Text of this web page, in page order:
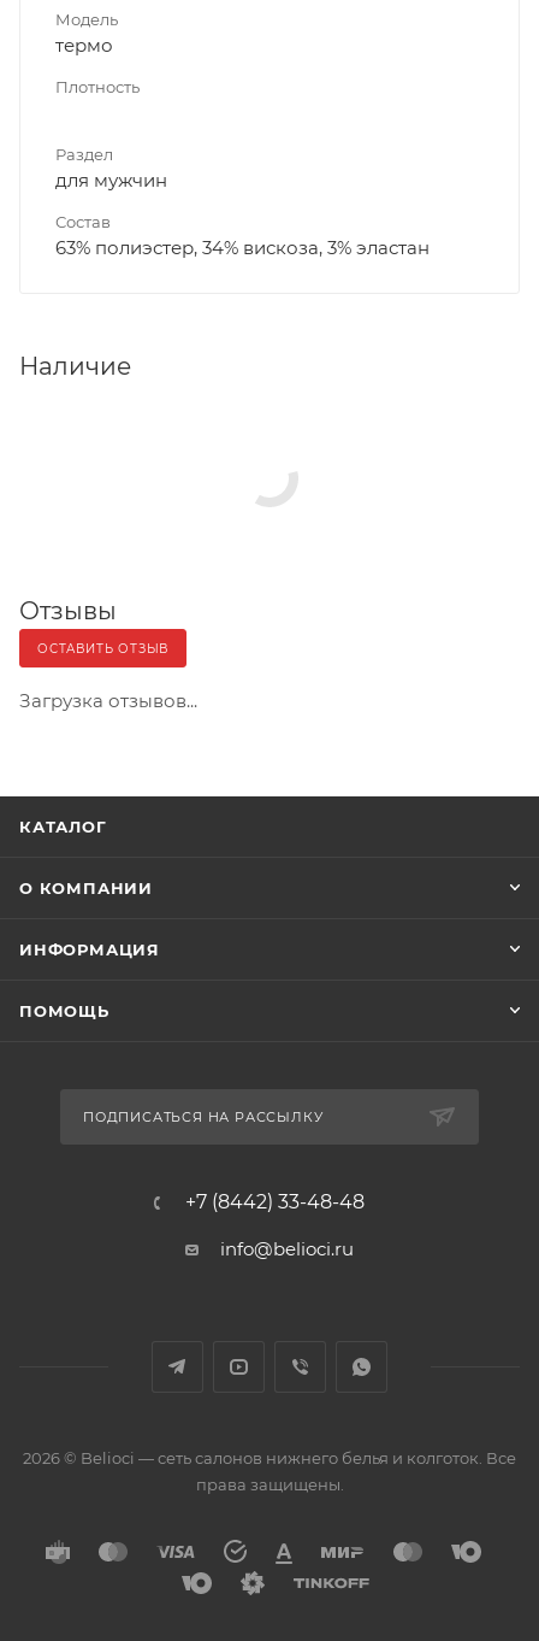
Модель
термо
Плотность
Раздел
для мужчин
Состав
63% полиэстер, 34% вискоза, 3% эластан
Наличие
Отзывы
ОСТАВИТЬ ОТЗЫВ
Загрузка отзывов...
КАТАЛОГ
О КОМПАНИИ
ИНФОРМАЦИЯ
ПОМОЩЬ
ПОДПИСАТЬСЯ НА РАССЫЛКУ
+7 (8442) 33-48-48
info@belioci.ru
2026 © Belioci — сеть салонов нижнего белья и колготок. Все
права защищены.